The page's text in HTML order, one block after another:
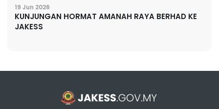
19 Jun 2026
KUNJUNGAN HORMAT AMANAH RAYA BERHAD KE
JAKESS